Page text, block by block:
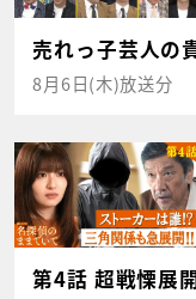
売れっ子芸人の
8月6日(木)放送分
第4話 超戦慄展